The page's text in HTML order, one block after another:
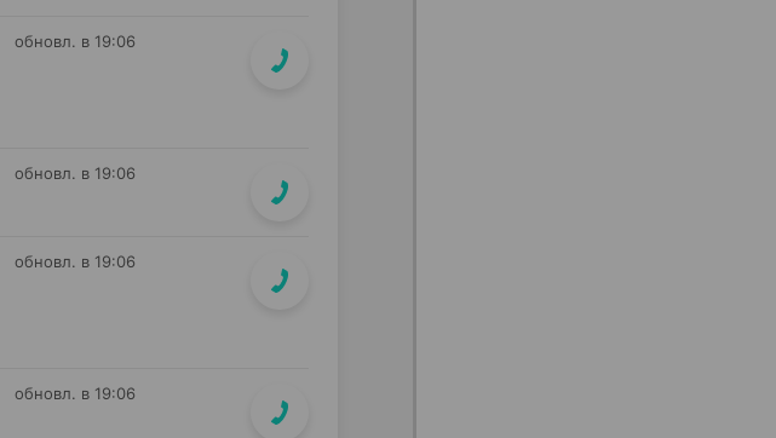
обновл. в 19:06
обновл. в 19:06
обновл. в 19:06
обновл. в 19:06